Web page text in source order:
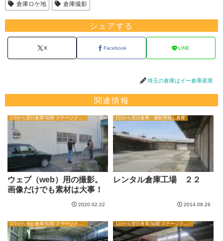
倉庫ロケ地
倉庫撮影
シェアする
X Facebook LINE
埼玉の倉庫はイー倉庫産業
関連情報
1日から翌日倉庫/短期 ステージクリエイターブログ
ウェブ（web）用の撮影。
画像だけでも素材は大事！
2020.02.22
1日から翌日倉庫・撮影用貸し倉庫
レンタル倉庫工場 ２２
2014.08.26
1日から翌日倉庫/短期 ステージクリエイターブログ